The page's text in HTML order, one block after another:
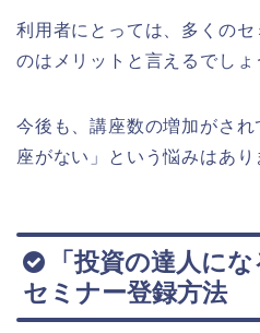
利用者にとっては、多くの
のはメリットと言えるでしょ
今後も、講座数の増加がさ
座がない」という悩みはあり
「投資の達人に
セミナー登録方法